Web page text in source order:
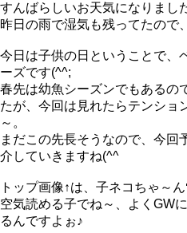
すんばらしいお天気になりまし
昨日の雨で湿気も残ってたので
今日は子供の日ということで、
ーズです(^^;
春先は幼魚シーズンでもあるの
たが、今回は見れたらテンショ
～。
まだこの先長そうなので、今回
介していきますね(^^ゞ
トップ画像↑は、子ネコちゃ～ん
空気読める子でね～、よくGW
るんですよぉ♪